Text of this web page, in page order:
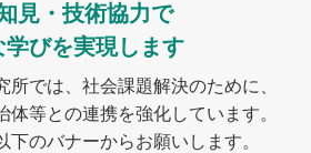
見・技術協力で
学びを実現します
所では、社会課題解決のために、
体等との連携を強化しています。
下のバナーからお願いします。